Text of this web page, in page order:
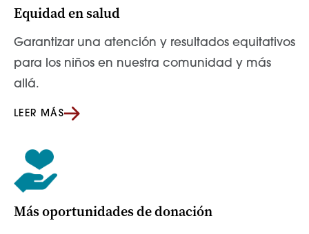
Equidad en salud
Garantizar una atención y resultados equitativos
para los niños en nuestra comunidad y más
allá.
LEER MÁS
Más oportunidades de donación